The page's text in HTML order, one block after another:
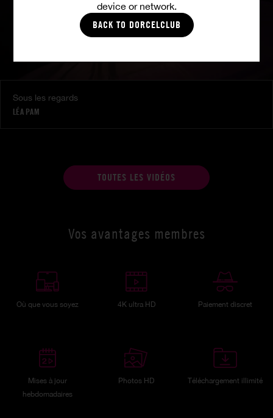
device or network.
BACK TO DORCELCLUB
Sous les regards
LÉA PAM
TOUTES LES VIDÉOS
Vos avantages membres
Où que vous soyez 4K ultra HD Paiement discret
Mises à jour
hebdomadaires
Photos HD Téléchargement illimité